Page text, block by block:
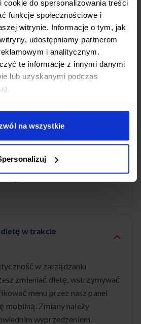
do spersonalizowania treści
funkcje społecznościowe i
witrynie. Informacje o tym, jak
udostępniamy partnerom
i analitycznym.
te informacje z innymi danymi
lub uzyskanymi podczas
na wszystkie
innych. Każda dieta jest
wykwalifikowanych
posiłki w Stare
dostarczamy w godzinach
między 5:00 a 8:00 rano.
mogą się różnić w
w trakcie
w zarządzaniu
zmieniać dietę, wstrzymywać
menu przez nasz panel
mobilną. Zmiany należy
wyprzedzeniem.